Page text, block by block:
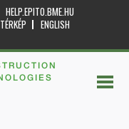
HELP.EPITO.BME.HU
TÉRKÉP
ENGLISH